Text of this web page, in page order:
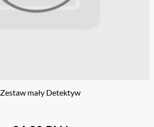
Zestaw mały Detektyw